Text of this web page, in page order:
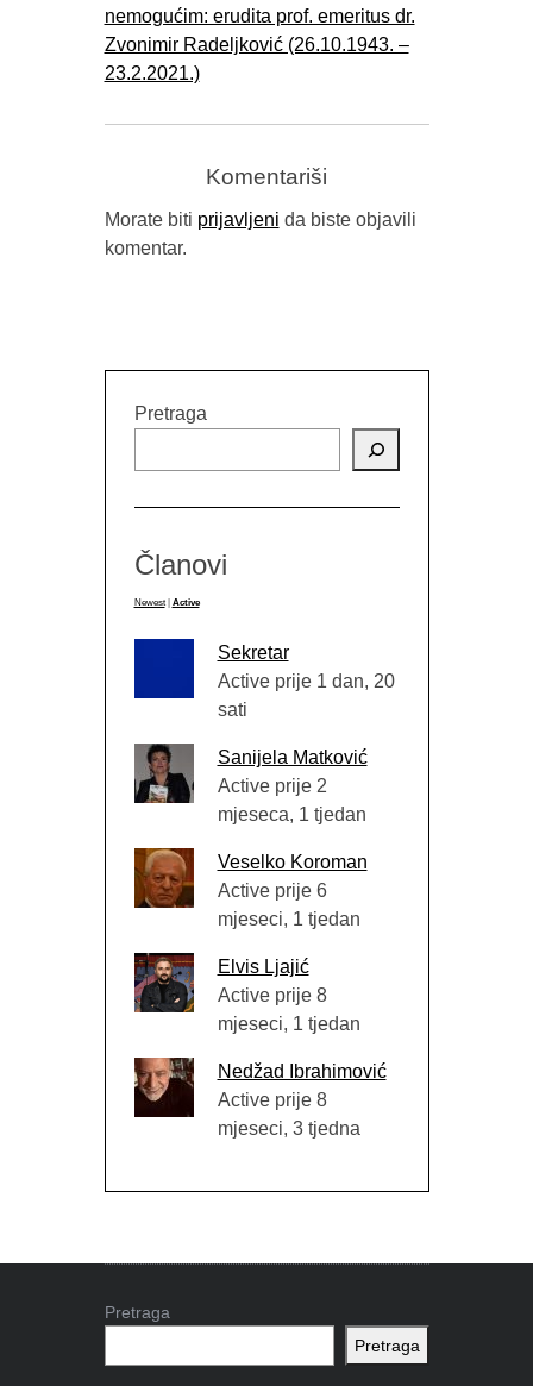
nemogućim: erudita prof. emeritus dr.
Zvonimir Radeljković (26.10.1943. ‒
23.2.2021.)
Komentariši
Morate biti prijavljeni da biste objavili
komentar.
Pretraga
Članovi
Newest Active
Sekretar
Active prije 1 dan, 20
sati
Sanijela Matković
Active prije 2
mjeseca, 1 tjedan
Veselko Koroman
Active prije 6
mjeseci, 1 tjedan
Elvis Ljajić
Active prije 8
mjeseci, 1 tjedan
Nedžad Ibrahimović
Active prije 8
mjeseci, 3 tjedna
Pretraga
Pretraga